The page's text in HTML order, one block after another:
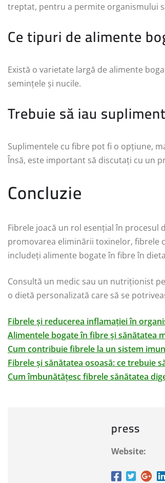
treptat, pentru a permite organismului
Ce tipuri de alimente
Există o varietate largă de alimente
semințele și nucile.
Trebuie să iau
Suplimentele cu fibre pot fi o opțiune,
Însă, este important să discutați cu un
Concluzie
Fibrele joacă un rol esențial în
promovarea eliminării toxinelor, fibrele
includeți alimente bogate în fibre în
Consultă un medic sau un nutriționist
o dietă personalizată care să se
Fibrele și reducerea inflamației în
Alimentele bogate în fibre și sănătatea
Cum contribuie fibrele la un sistem
Fibrele și sănătatea osoasă: ce trebuie
Cum îmbunătățesc fibrele sănătatea
press
Website: